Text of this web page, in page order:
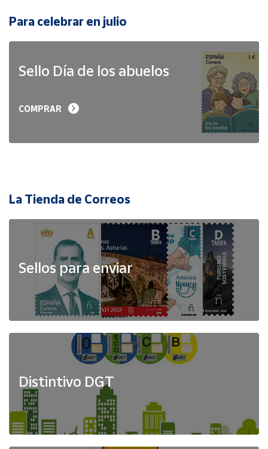
Para celebrar en julio
Sello Día de los abuelos
COMPRAR
La Tienda de Correos
Sellos para enviar
Distintivo DGT